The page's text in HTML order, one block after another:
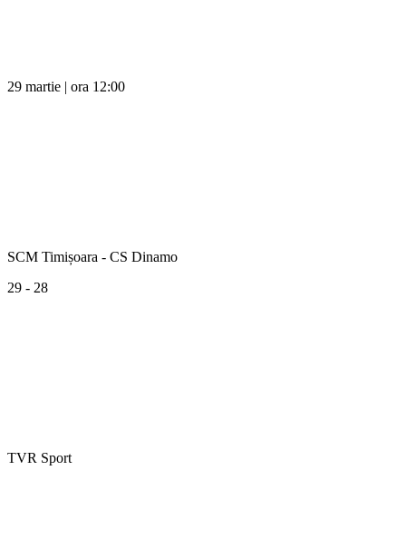
29 martie | ora 12:00
SCM Timișoara - CS Dinamo
29 - 28
TVR Sport